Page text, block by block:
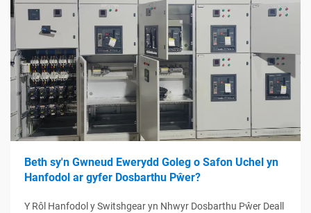
Beth sy'n Gwneud Ewerydd Goleg o Safon Uchel yn
Hanfodol ar gyfer Dosbarthu Pŵer?
Y Rôl Hanfodol y Switshgear yn Nhwyr Dosbarthu Pŵer Deall